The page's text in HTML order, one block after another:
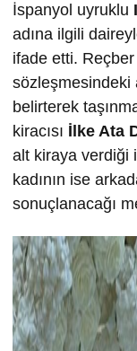
İspanyol uyruklu
adına ilgili
ifade etti.
sözleşmesindeki
belirterek
kiracısı İlke Ata
alt kiraya verdiği
kadının ise
sonuçlanacağı